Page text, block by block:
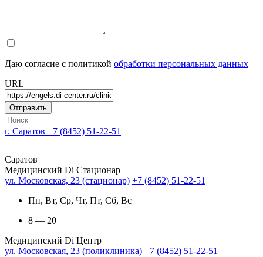
Даю согласие с политикой обработки персональных данных
URL
г. Саратов +7 (8452) 51-22-51
Саратов
Медицинский Di Стационар
ул. Московская, 23 (стационар) +7 (8452) 51-22-51
Пн, Вт, Ср, Чт, Пт, Сб, Вс
8 — 20
Медицинский Di Центр
ул. Московская, 23 (поликлиника) +7 (8452) 51-22-51